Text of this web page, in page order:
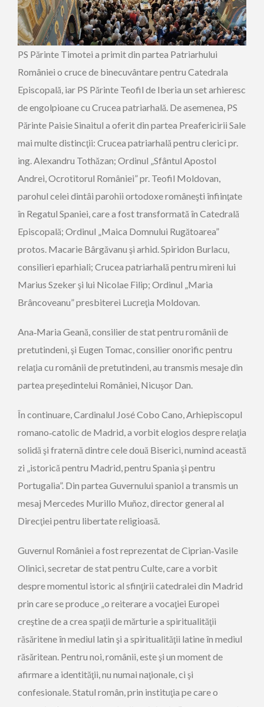
PS Părinte Timotei a primit din partea Patriarhului
României o cruce de binecuvântare pentru Catedrala
Episcopală, iar PS Părinte Teofil de Iberia un set arhieresc
de engolpioane cu Crucea patriarhală. De asemenea, PS
Părinte Paisie Sinaitul a oferit din partea Preafericirii Sale
mai multe distincţii: Crucea patriarhală pentru clerici pr.
ing. Alexandru Tothăzan; Ordinul „Sfântul Apostol
Andrei, Ocrotitorul României” pr. Teofil Moldovan,
parohul celei dintâi parohii ortodoxe româneşti înfiinţate
în Regatul Spaniei, care a fost transformată în Catedrală
Episcopală; Ordinul „Maica Domnului Rugătoarea”
protos. Macarie Bârgăvanu şi arhid. Spiridon Burlacu,
consilieri eparhiali; Crucea patriarhală pentru mireni lui
Marius Szeker şi lui Nicolae Filip; Ordinul „Maria
Brâncoveanu” presbiterei Lucreţia Moldovan.
Ana‑Maria Geană, consilier de stat pentru românii de
pretutindeni, şi Eugen Tomac, consilier onorific pentru
relaţia cu românii de pretutindeni, au transmis mesaje din
partea preşedintelui României, Nicuşor Dan.
În continuare, Cardinalul José Cobo Cano, Arhiepiscopul
romano‑catolic de Madrid, a vorbit elogios despre relaţia
solidă şi fraternă dintre cele două Biserici, numind această
zi „istorică pentru Madrid, pentru Spania şi pentru
Portugalia”. Din partea Guvernului spaniol a transmis un
mesaj Mercedes Murillo Muñoz, director general al
Direcţiei pentru libertate religioasă.
Guvernul României a fost reprezentat de Ciprian‑Vasile
Olinici, secretar de stat pentru Culte, care a vorbit
despre momentul istoric al sfinţirii catedralei din Madrid
prin care se produce „o reiterare a vocaţiei Europei
creştine de a crea spaţii de mărturie a spiritualităţii
răsăritene în mediul latin şi a spiritualităţii latine în mediul
răsăritean. Pentru noi, românii, este şi un moment de
afirmare a identităţii, nu numai naţionale, ci şi
confesionale. Statul român, prin instituţia pe care o